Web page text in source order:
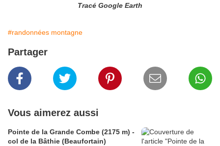
Tracé Google Earth
#randonnées montagne
Partager
Vous aimerez aussi
Pointe de la Grande Combe (2175 m) -
col de la Bâthie (Beaufortain)